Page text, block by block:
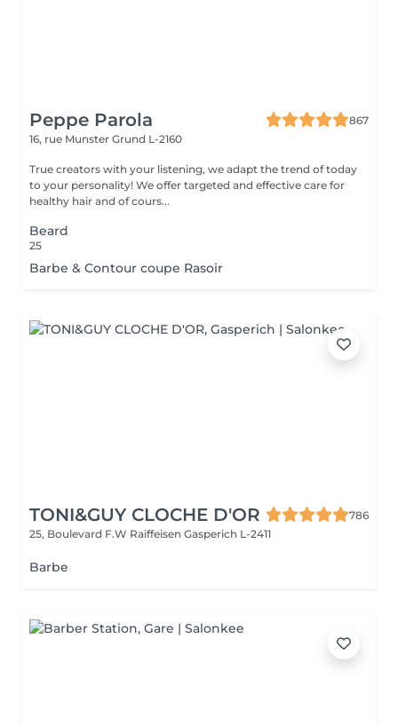
Peppe Parola
867
16, rue Munster Grund L-2160
True creators with your listening, we adapt the trend of today
to your personality! We offer targeted and effective care for
healthy hair and of cours...
Beard
25
Barbe & Contour coupe Rasoir
TONI&GUY CLOCHE D'OR
786
25, Boulevard F.W Raiffeisen Gasperich L-2411
Barbe